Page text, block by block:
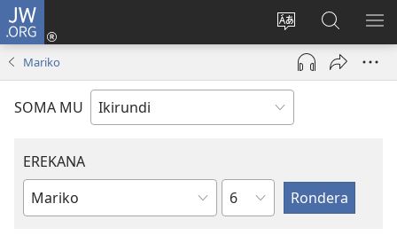
JW.ORG
Hindura
ururimi
Injira
(opens
window)
muri
JW.ORG
Mariko
SOMA MU
EREKANA
Igitabu
Ikigabane